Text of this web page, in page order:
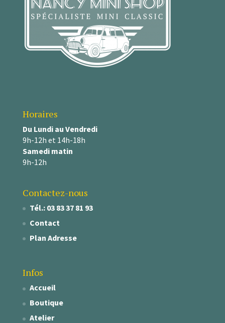
Horaires
Du Lundi au Vendredi
9h-12h et 14h-18h
Samedi matin
9h-12h
Contactez-nous
Tél.: 03 83 37 81 93
Contact
Plan Adresse
Infos
Accueil
Boutique
Atelier